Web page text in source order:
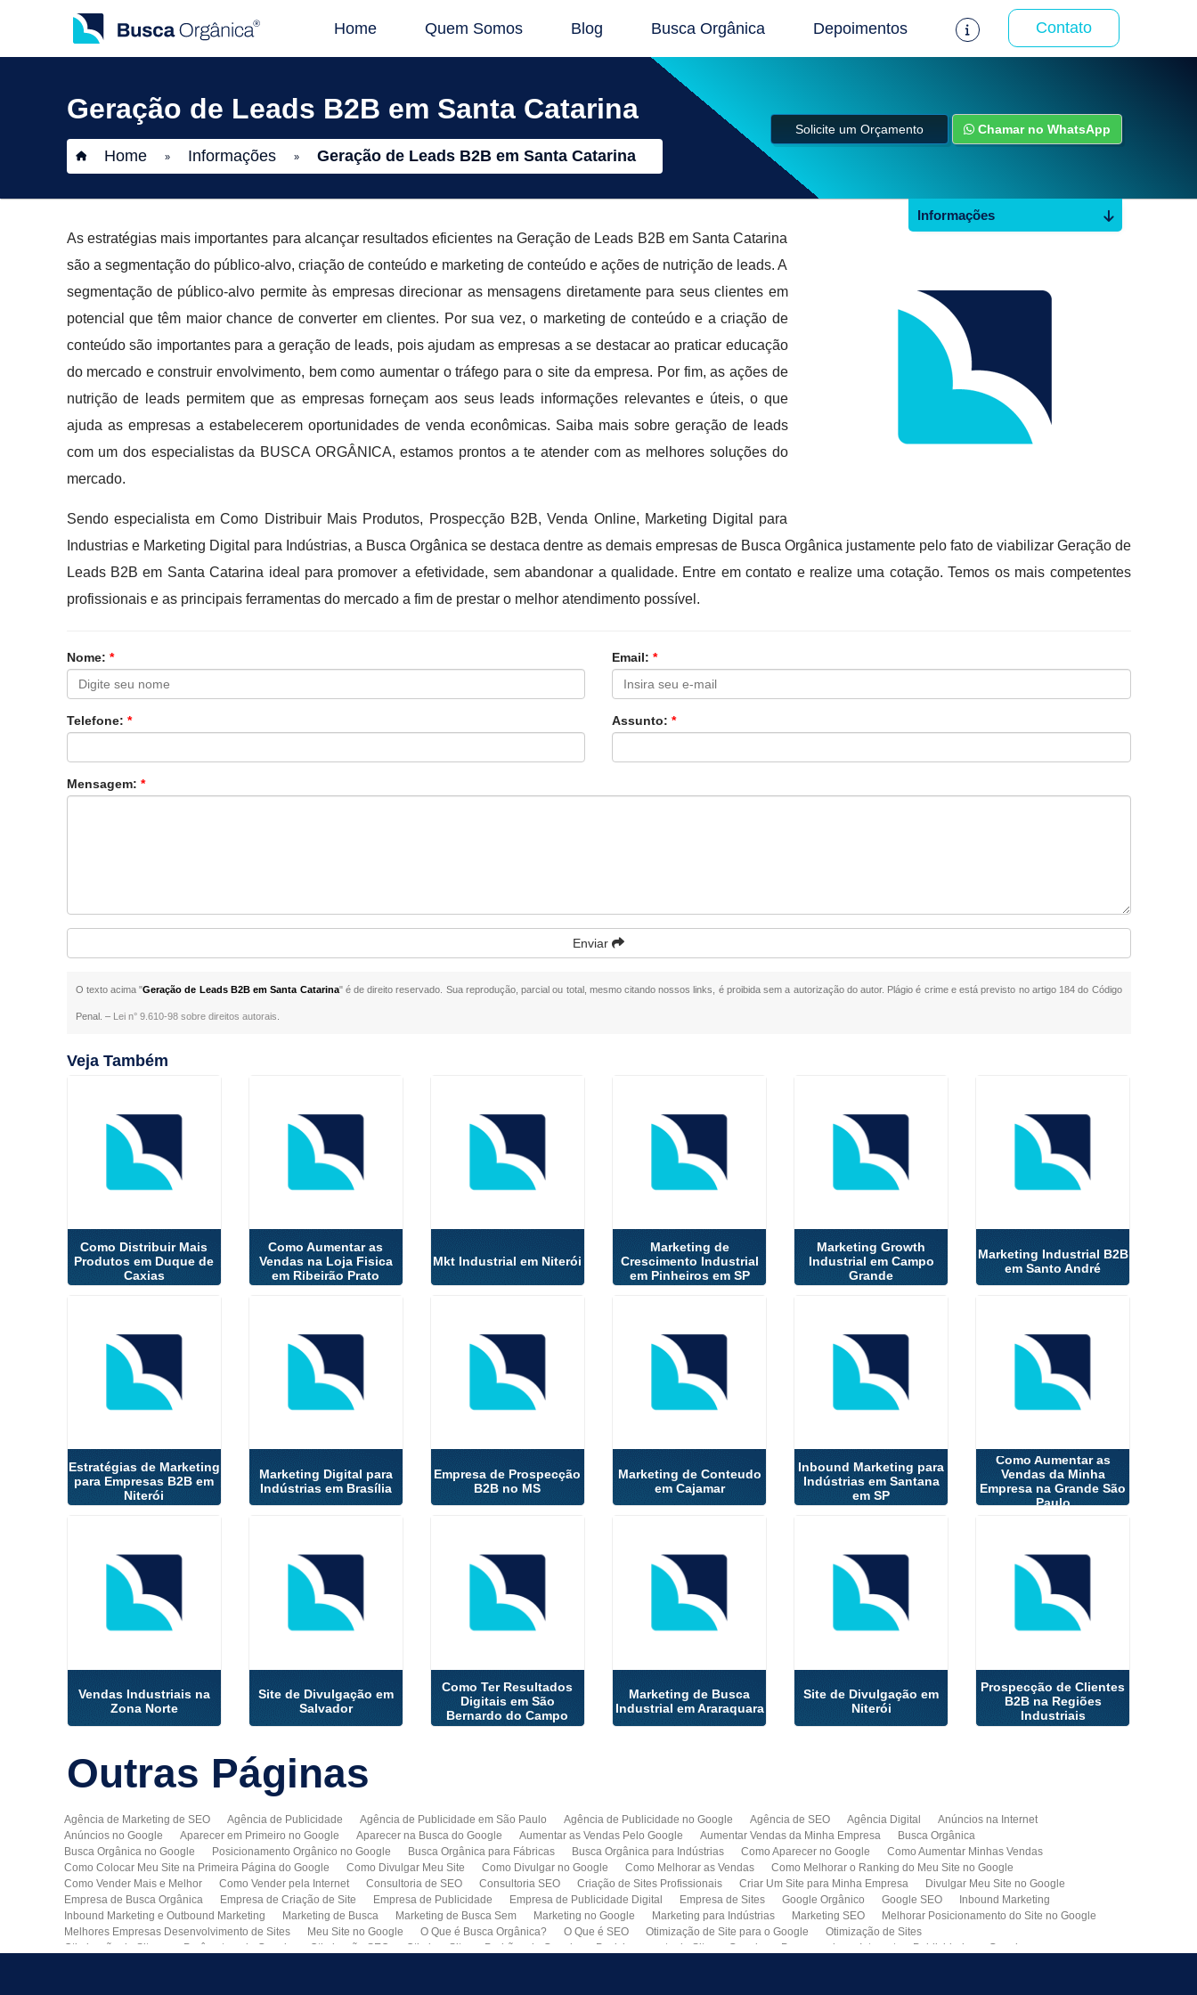
Home Quem Somos Blog Busca Orgânica Depoimentos Contato
Geração de Leads B2B em Santa Catarina
Home » Informações » Geração de Leads B2B em Santa Catarina
Solicite um Orçamento Chamar no WhatsApp
As estratégias mais importantes para alcançar resultados eficientes na Geração de Leads B2B em Santa Catarina
são a segmentação do público-alvo, criação de conteúdo e marketing de conteúdo e ações de nutrição de leads. A
segmentação de público-alvo permite às empresas direcionar as mensagens diretamente para seus clientes em
potencial que têm maior chance de converter em clientes. Por sua vez, o marketing de conteúdo e a criação de
conteúdo são importantes para a geração de leads, pois ajudam as empresas a se destacar ao praticar educação
do mercado e construir envolvimento, bem como aumentar o tráfego para o site da empresa. Por fim, as ações de
nutrição de leads permitem que as empresas forneçam aos seus leads informações relevantes e úteis, o que
ajuda as empresas a estabelecerem oportunidades de venda econômicas. Saiba mais sobre geração de leads
com um dos especialistas da BUSCA ORGÂNICA, estamos prontos a te atender com as melhores soluções do
mercado.
Sendo especialista em Como Distribuir Mais Produtos, Prospecção B2B, Venda Online, Marketing Digital para
Industrias e Marketing Digital para Indústrias, a Busca Orgânica se destaca dentre as demais empresas de Busca Orgânica justamente pelo fato de viabilizar Geração de
Leads B2B em Santa Catarina ideal para promover a efetividade, sem abandonar a qualidade. Entre em contato e realize uma cotação. Temos os mais competentes
profissionais e as principais ferramentas do mercado a fim de prestar o melhor atendimento possível.
Nome: * Email: *
Telefone: * Assunto: *
Mensagem: *
Enviar
O texto acima "Geração de Leads B2B em Santa Catarina" é de direito reservado. Sua reprodução, parcial ou total, mesmo citando nossos links, é proibida sem a autorização do autor. Plágio é crime e está previsto no artigo 184 do Código
Penal. – Lei n° 9.610-98 sobre direitos autorais
Informações
Veja Também
Como Distribuir Mais
Produtos em Duque de
Caxias
Como Aumentar as
Vendas na Loja Fisica
em Ribeirão Prato
Mkt Industrial em Niterói
Marketing de
Crescimento Industrial
em Pinheiros em SP
Marketing Growth
Industrial em Campo
Grande
Marketing Industrial B2B
em Santo André
Estratégias de Marketing
para Empresas B2B em
Niterói
Marketing Digital para
Indústrias em Brasília
Empresa de Prospecção
B2B no MS
Marketing de Conteudo
em Cajamar
Inbound Marketing para
Indústrias em Santana
em SP
Como Aumentar as
Vendas da Minha
Empresa na Grande São
Paulo
Vendas Industriais na
Zona Norte
Site de Divulgação em
Salvador
Como Ter Resultados
Digitais em São
Bernardo do Campo
Marketing de Busca
Industrial em Araraquara
Site de Divulgação em
Niterói
Prospecção de Clientes
B2B na Regiões
Industriais
Outras Páginas
Agência de Marketing de SEO Agência de Publicidade Agência de Publicidade em São Paulo Agência de Publicidade no Google Agência de SEO Agência Digital
Anúncios na Internet
Anúncios no Google
Aparecer em Primeiro no Google Aparecer na Busca do Google Aumentar as Vendas Pelo Google Aumentar Vendas da Minha Empresa
Busca Orgânica
Busca Orgânica no Google
Posicionamento Orgânico no Google Busca Orgânica para Fábricas Busca Orgânica para Indústrias Como Aparecer no Google
Como Aumentar Minhas Vendas
Como Colocar Meu Site na Primeira Página do Google
Como Divulgar Meu Site Como Divulgar no Google Como Melhorar as Vendas
Como Melhorar o Ranking do Meu Site no Google
Como Vender Mais e Melhor
Como Vender pela Internet Consultoria de SEO Consultoria SEO Criação de Sites Profissionais Criar Um Site para Minha Empresa
Divulgar Meu Site no Google
Empresa de Busca Orgânica
Empresa de Criação de Site Empresa de Publicidade Empresa de Publicidade Digital Empresa de Sites Google Orgânico Google SEO
Inbound Marketing
Inbound Marketing e Outbound Marketing
Marketing de Busca Marketing de Busca Sem Marketing no Google Marketing para Indústrias Marketing SEO
Melhorar Posicionamento do Site no Google
Melhores Empresas Desenvolvimento de Sites
Meu Site no Google O Que é Busca Orgânica? O Que é SEO Otimização de Site para o Google
Otimização de Sites
Otimização de Sites nos Parâmetros do Google
Otimização SEO Otimizar Site Padrões do Google Posicionamento de Site no Google Propaganda na Internet
Publicidade no Google